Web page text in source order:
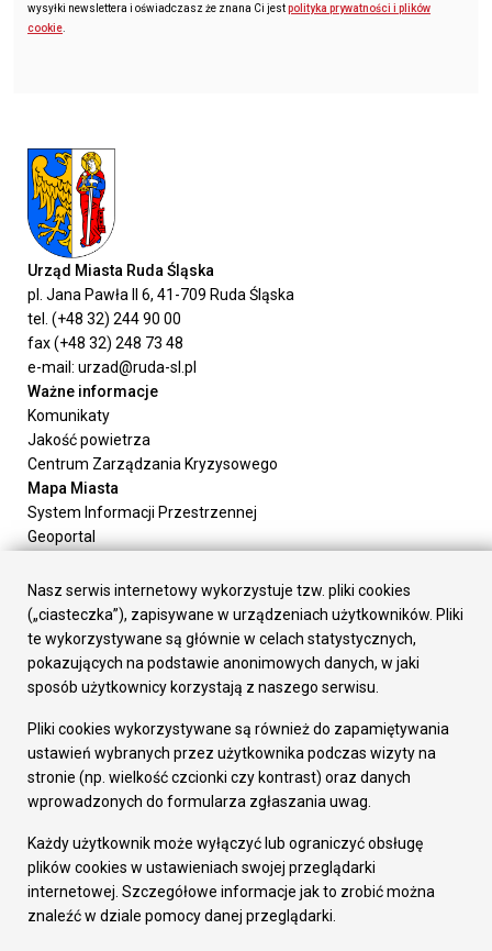
wysyłki newslettera i oświadczasz że znana Ci jestpolityka prywatności i plików
cookie
Urząd Miasta Ruda Śląska
pl. Jana Pawła II 6, 41-709 Ruda Śląska
tel. (+48 32) 244 90 00
fax (+48 32) 248 73 48
e-mail: urzad@ruda-sl.pl
Ważne informacje
Komunikaty
Jakość powietrza
Centrum Zarządzania Kryzysowego
Mapa Miasta
System Informacji Przestrzennej
Geoportal
Załatw sprawę
Prezydent Miasta
Rada Miasta
Wydziały
Elektroniczna Skrzynka Podawcza
Gospodarka
Fundusze europejskie
Środki krajowe
Oferty inwestycyjne
Pozostałe
Deklaracja dostępności
Dane osobowe
Dodaj opinię o witrynie
Nasz serwis internetowy wykorzystuje tzw. pliki cookies
(„ciasteczka”), zapisywane w urządzeniach użytkowników. Pliki
te wykorzystywane są głównie w celach statystycznych,
pokazujących na podstawie anonimowych danych, w jaki
sposób użytkownicy korzystają z naszego serwisu.
Pliki cookies wykorzystywane są również do zapamiętywania
ustawień wybranych przez użytkownika podczas wizyty na
stronie (np. wielkość czcionki czy kontrast) oraz danych
wprowadzonych do formularza zgłaszania uwag.
Każdy użytkownik może wyłączyć lub ograniczyć obsługę
plików cookies w ustawieniach swojej przeglądarki
internetowej. Szczegółowe informacje jak to zrobić można
znaleźć w dziale pomocy danej przeglądarki.